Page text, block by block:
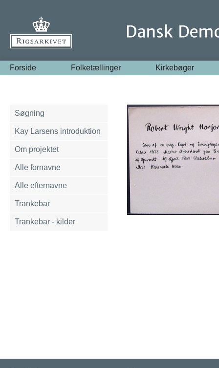
Forside Folketællinger Kirkebøger
Søgning
Kay Larsens introduktion
Om projektet
Alle fornavne
Alle efternavne
Trankebar
Trankebar - kilder